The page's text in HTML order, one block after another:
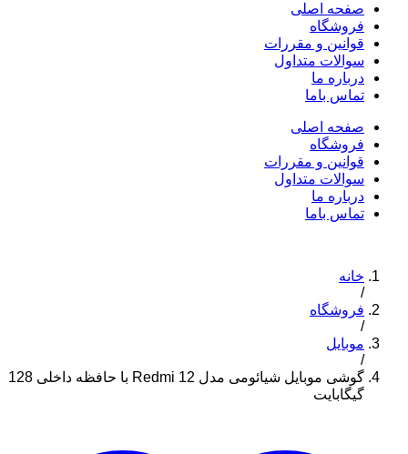
صفحه اصلی
فروشگاه
قوانین و مقررات
سوالات متداول
درباره ما
تماس باما
صفحه اصلی
فروشگاه
قوانین و مقررات
سوالات متداول
درباره ما
تماس باما
خانه
/
فروشگاه
/
موبایل
/
گوشی موبایل شیائومی مدل Redmi 12 با حافظه داخلی 128
گیگابایت